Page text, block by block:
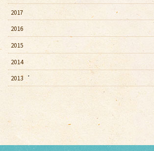
2017
2016
2015
2014
2013